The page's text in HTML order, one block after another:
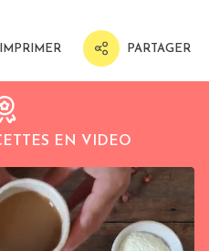
IMPRIMER PARTAGER
EN VIDEO